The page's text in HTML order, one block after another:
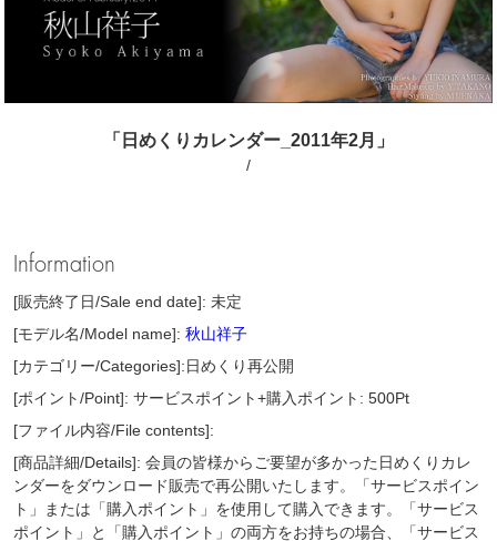
「日めくりカレンダー_2011年2月」
/
Information
[販売終了日/Sale end date]: 未定
[モデル名/Model name]:秋山祥子
[カテゴリー/Categories]:日めくり再公開
[ポイント/Point]: サービスポイント+購入ポイント: 500Pt
[ファイル内容/File contents]:
[商品詳細/Details]: 会員の皆様からご要望が多かった日めくりカレ
ンダーをダウンロード販売で再公開いたします。「サービスポイン
ト」または「購入ポイント」を使用して購入できます。「サービス
ポイント」と「購入ポイント」の両方をお持ちの場合、「サービス